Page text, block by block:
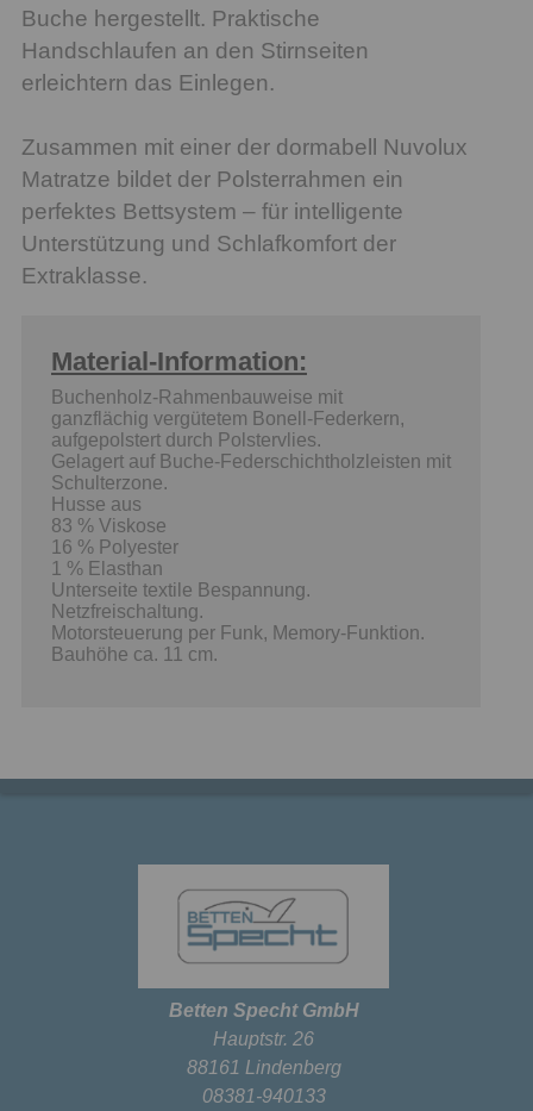
Buche hergestellt. Praktische
Handschlaufen an den Stirnseiten
erleichtern das Einlegen.
Zusammen mit einer der dormabell Nuvolux
Matratze bildet der Polsterrahmen ein
perfektes Bettsystem – für intelligente
Unterstützung und Schlafkomfort der
Extraklasse.
Material-Information:
Buchenholz-Rahmenbauweise mit
ganzflächig vergütetem Bonell-Federkern,
aufgepolstert durch Polstervlies.
Gelagert auf Buche-Federschichtholzleisten mit
Schulterzone.
Husse aus
83 % Viskose
16 % Polyester
1 % Elasthan
Unterseite textile Bespannung.
Netzfreischaltung.
Motorsteuerung per Funk, Memory-Funktion.
Bauhöhe ca. 11 cm.
Betten Specht GmbH
Hauptstr. 26
88161 Lindenberg
08381-940133